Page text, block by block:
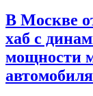
В Москве
хаб с
мощности